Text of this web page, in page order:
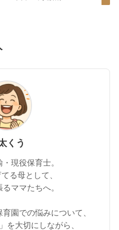
くう
現役保育士。
る母として、
ママたちへ。
園での悩みについて、
を大切にしながら、